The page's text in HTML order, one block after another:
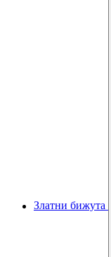
Златни бижута